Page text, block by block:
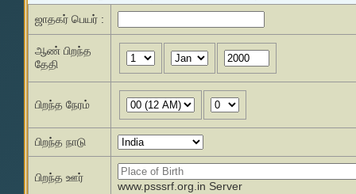
ஜாதகர் பெயர் :
ஆண் பிறந்த
தேதி
பிறந்த நேரம்
பிறந்த நாடு
பிறந்த ஊர்
www.psssrf.org.in Server